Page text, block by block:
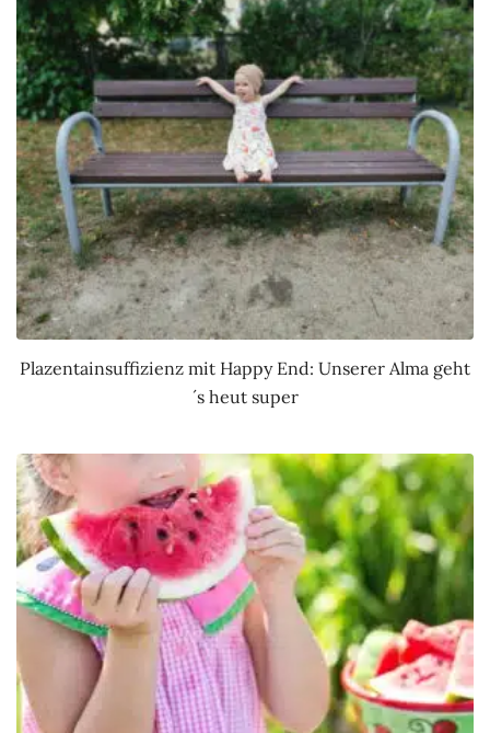
Plazentainsuffizienz mit Happy End: Unserer Alma geht
´s heut super